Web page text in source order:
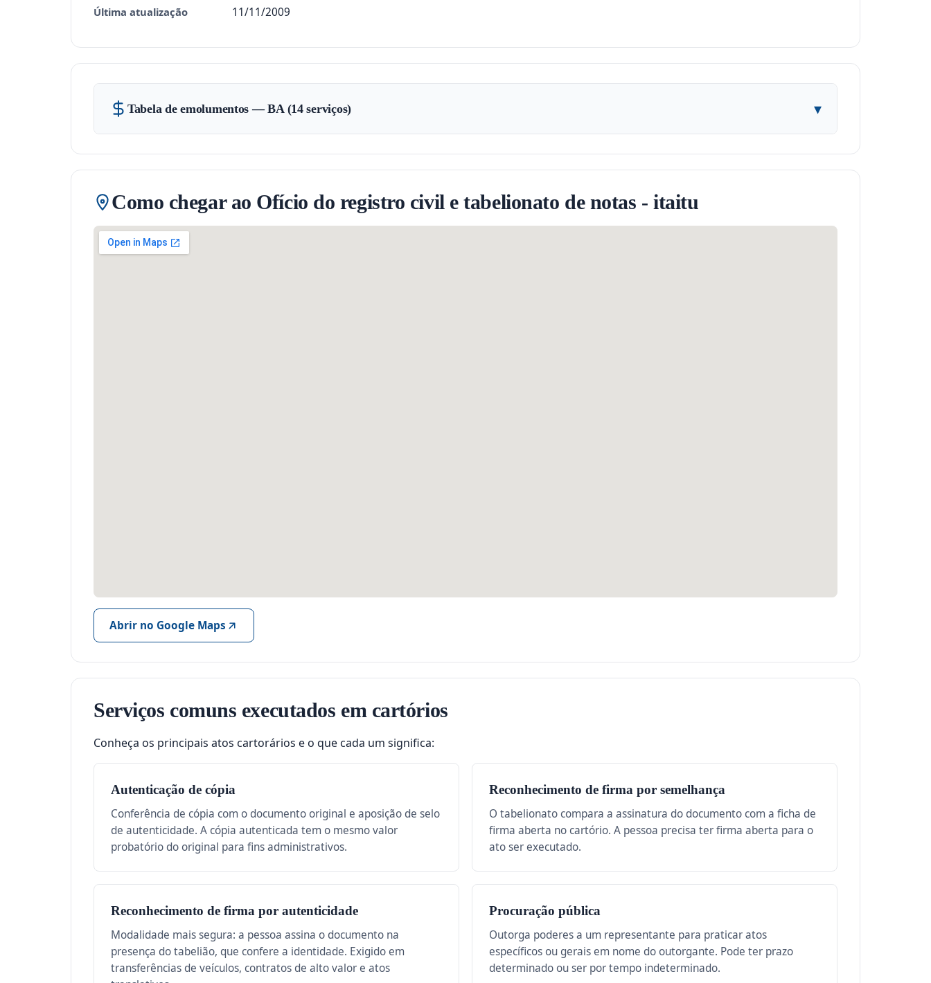
Última atualização 11/11/2009
Tabela de emolumentos — BA (14 serviços) ▾
Como chegar ao Ofício do registro civil e tabelionato de notas - itaitu
Abrir no Google Maps
Serviços comuns executados em cartórios
Conheça os principais atos cartorários e o que cada um significa:
Autenticação de cópia
Conferência de cópia com o documento original e aposição de selo
de autenticidade. A cópia autenticada tem o mesmo valor
probatório do original para fins administrativos.
Reconhecimento de firma por semelhança
O tabelionato compara a assinatura do documento com a ficha de
firma aberta no cartório. A pessoa precisa ter firma aberta para o
ato ser executado.
Reconhecimento de firma por autenticidade
Modalidade mais segura: a pessoa assina o documento na
presença do tabelião, que confere a identidade. Exigido em
transferências de veículos, contratos de alto valor e atos
Procuração pública
Outorga poderes a um representante para praticar atos
específicos ou gerais em nome do outorgante. Pode ter prazo
determinado ou ser por tempo indeterminado.